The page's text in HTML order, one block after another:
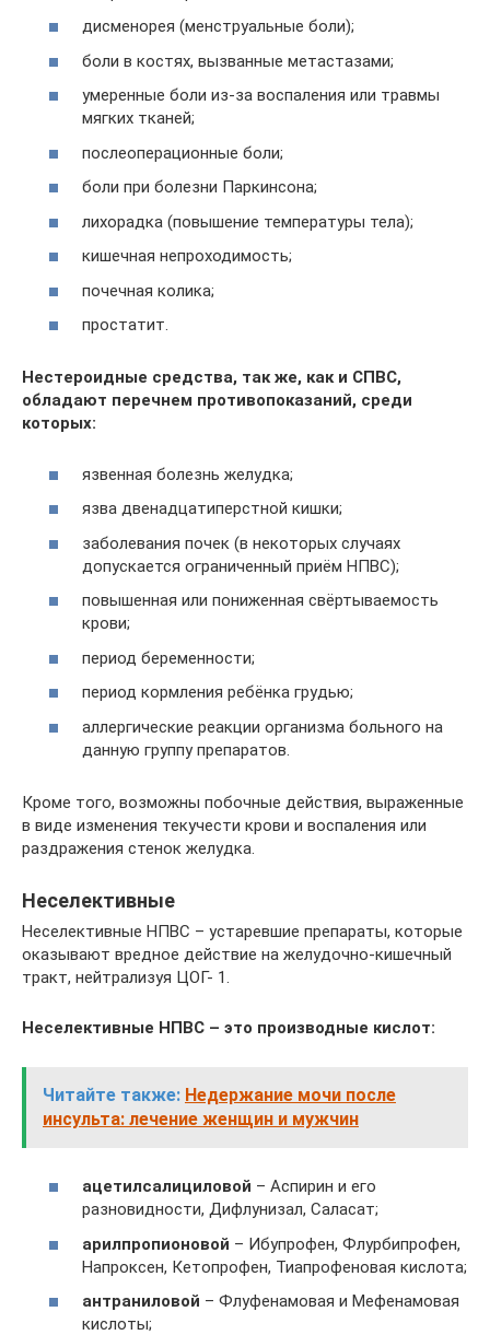
дисменорея (менструальные боли);
боли в костях, вызванные метастазами;
умеренные боли из-за воспаления или травмы
мягких тканей;
послеоперационные боли;
боли при болезни Паркинсона;
лихорадка (повышение температуры тела);
кишечная непроходимость;
почечная колика;
простатит.
Нестероидные средства, так же, как и СПВС,
обладают перечнем противопоказаний, среди
которых:
язвенная болезнь желудка;
язва двенадцатиперстной кишки;
заболевания почек (в некоторых случаях
допускается ограниченный приём НПВС);
повышенная или пониженная свёртываемость
крови;
период беременности;
период кормления ребёнка грудью;
аллергические реакции организма больного на
данную группу препаратов.
Кроме того, возможны побочные действия, выраженные
в виде изменения текучести крови и воспаления или
раздражения стенок желудка.
Неселективные
Неселективные НПВС – устаревшие препараты, которые
оказывают вредное действие на желудочно-кишечный
тракт, нейтрализуя ЦОГ- 1.
Неселективные НПВС – это производные кислот:
Читайте также: Недержание мочи после
инсульта: лечение женщин и мужчин
ацетилсалициловой – Аспирин и его
разновидности, Дифлунизал, Саласат;
арилпропионовой – Ибупрофен, Флурбипрофен,
Напроксен, Кетопрофен, Тиапрофеновая кислота;
антраниловой – Флуфенамовая и Мефенамовая
кислоты;